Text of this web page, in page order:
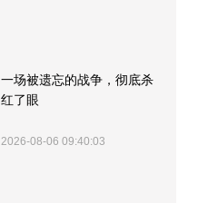
一场被遗忘的战争，彻底杀
红了眼
2026-08-06 09:40:03